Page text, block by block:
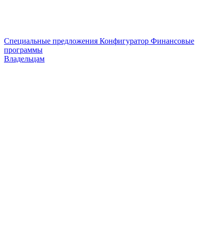
Специальные предложения Конфигуратор Финансовые
программы
Владельцам